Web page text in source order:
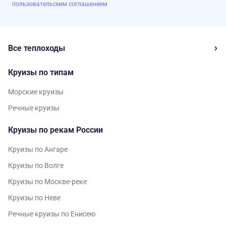
пользовательским соглашением
Все теплоходы
Круизы по типам
Морские круизы
Речные круизы
Круизы по рекам России
Круизы по Ангаре
Круизы по Волге
Круизы по Москве-реке
Круизы по Неве
Речные круизы по Енисею